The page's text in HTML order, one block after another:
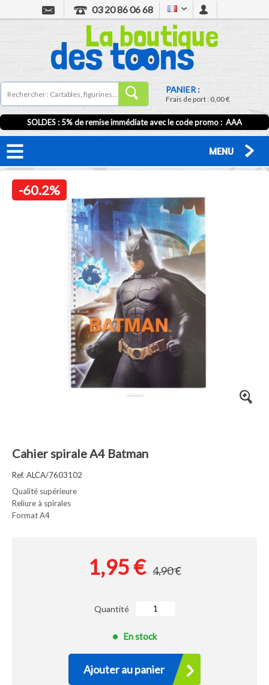
03 20 86 06 68
PANIER :
Frais de port :0,00 €
SOLDES : 5% de remise immédiate avec le code promo : AAA
MENU
-60.2%
Cahier spirale A4 Batman
Ref. ALCA/7603102
Qualité supérieure
Reliure à spirales
Format A4
1,95 € 4,90 €
Quantité
En stock
Ajouter au panier